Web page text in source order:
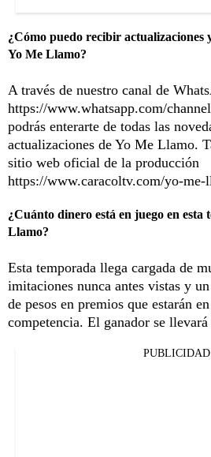
¿Cómo puedo recibir actualizaciones
Yo Me Llamo?
A través de nuestro canal de
https://www.whatsapp.com/
podrás enterarte de todas las
actualizaciones de Yo Me Llamo.
sitio web oficial de la producción
https://www.caracoltv.com/yo-me-
¿Cuánto dinero está en juego en esta
Llamo?
Esta temporada llega cargada de
imitaciones nunca antes vistas y
de pesos en premios que estarán
competencia. El ganador se
PUBLICIDAD